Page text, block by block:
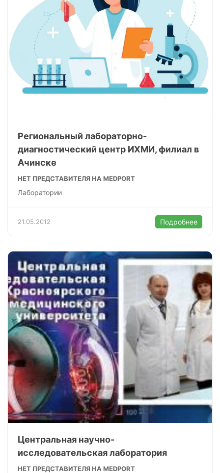
Региональный лабораторно-
диагностический центр ИХМИ, филиал в
Ачинске
НЕТ ПРЕДСТАВИТЕЛЯ НА MEDPORT
Лаборатории
21.05.2012 Подробнее
Центральная научно-
исследовательская лаборатория
НЕТ ПРЕДСТАВИТЕЛЯ НА MEDPORT